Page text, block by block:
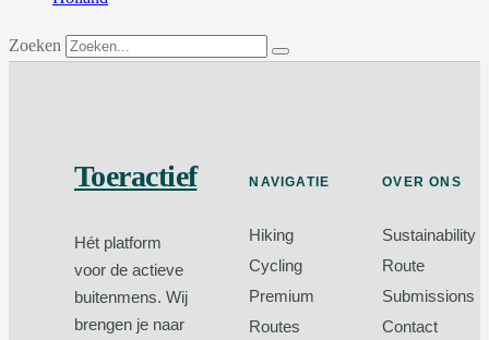
Zoeken
Toeractief
Hét platform
voor de actieve
buitenmens. Wij
brengen je naar
NAVIGATIE
Hiking
Cycling
Premium
Routes
OVER ONS
Sustainability
Route
Submissions
Contact